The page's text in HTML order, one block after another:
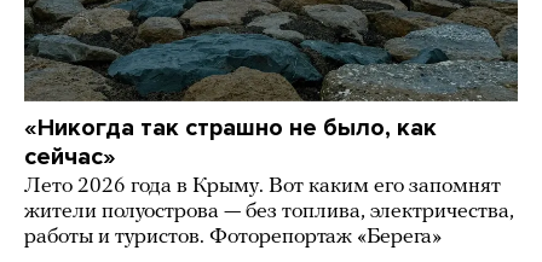
«Никогда так страшно не было, как
сейчас»
Лето 2026 года в Крыму. Вот каким его запомнят
жители полуострова — без топлива, электричества,
работы и туристов. Фоторепортаж «Берега»